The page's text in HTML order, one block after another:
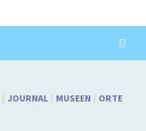
/ JOURNAL/ MUSEEN / ORTE